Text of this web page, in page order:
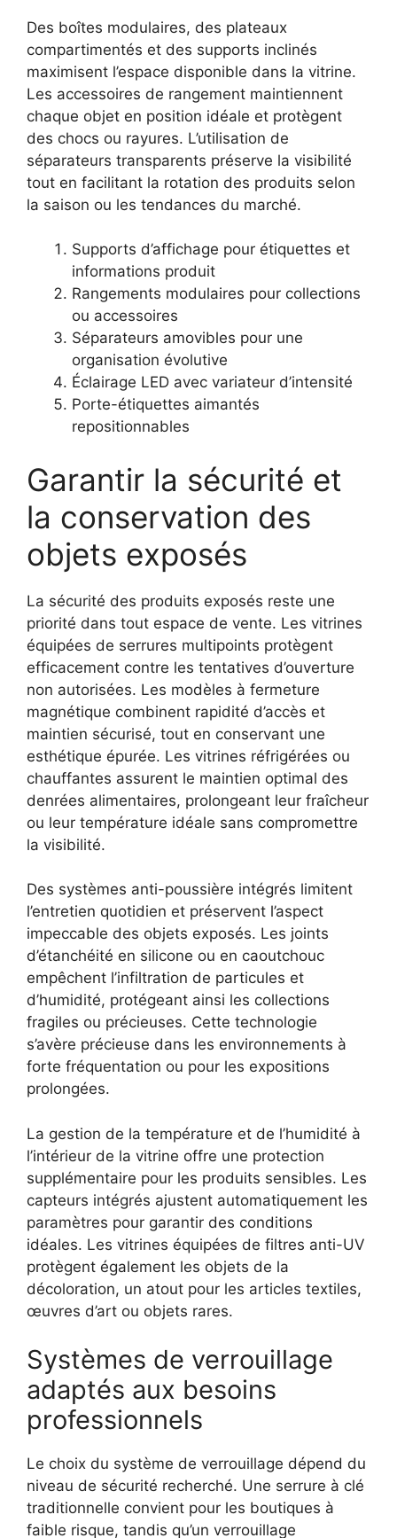
Des boîtes modulaires, des plateaux
compartimentés et des supports inclinés
maximisent l’espace disponible dans la vitrine.
Les accessoires de rangement maintiennent
chaque objet en position idéale et protègent
des chocs ou rayures. L’utilisation de
séparateurs transparents préserve la visibilité
tout en facilitant la rotation des produits selon
la saison ou les tendances du marché.
Supports d’affichage pour étiquettes et
informations produit
Rangements modulaires pour collections
ou accessoires
Séparateurs amovibles pour une
organisation évolutive
Éclairage LED avec variateur d’intensité
Porte-étiquettes aimantés
repositionnables
Garantir la sécurité et
la conservation des
objets exposés
La sécurité des produits exposés reste une
priorité dans tout espace de vente. Les vitrines
équipées de serrures multipoints protègent
efficacement contre les tentatives d’ouverture
non autorisées. Les modèles à fermeture
magnétique combinent rapidité d’accès et
maintien sécurisé, tout en conservant une
esthétique épurée. Les vitrines réfrigérées ou
chauffantes assurent le maintien optimal des
denrées alimentaires, prolongeant leur fraîcheur
ou leur température idéale sans compromettre
la visibilité.
Des systèmes anti-poussière intégrés limitent
l’entretien quotidien et préservent l’aspect
impeccable des objets exposés. Les joints
d’étanchéité en silicone ou en caoutchouc
empêchent l’infiltration de particules et
d’humidité, protégeant ainsi les collections
fragiles ou précieuses. Cette technologie
s’avère précieuse dans les environnements à
forte fréquentation ou pour les expositions
prolongées.
La gestion de la température et de l’humidité à
l’intérieur de la vitrine offre une protection
supplémentaire pour les produits sensibles. Les
capteurs intégrés ajustent automatiquement les
paramètres pour garantir des conditions
idéales. Les vitrines équipées de filtres anti-UV
protègent également les objets de la
décoloration, un atout pour les articles textiles,
œuvres d’art ou objets rares.
Systèmes de verrouillage
adaptés aux besoins
professionnels
Le choix du système de verrouillage dépend du
niveau de sécurité recherché. Une serrure à clé
traditionnelle convient pour les boutiques à
faible risque, tandis qu’un verrouillage